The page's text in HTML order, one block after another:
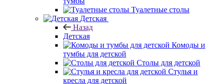
Туалетные столы
Детская
Назад
Детская
Комоды и
тумбы для детской
Столы для детской
Стулья и
кресла для детской